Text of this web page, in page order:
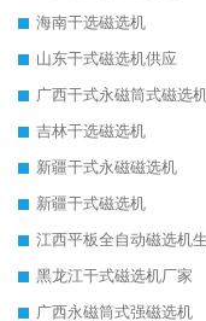
海南干选磁选机
山东干式磁选机供应
广西干式永磁筒式磁选
吉林干选磁选机
新疆干式永磁磁选机
新疆干式磁选机
黑龙江干式磁选机厂家
广西永磁筒式强磁选机